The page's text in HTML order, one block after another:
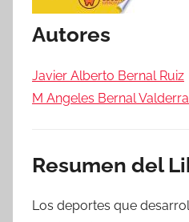
Autores
Javier Alberto Bernal Ruiz
M Angeles Bernal
Resumen del
Los deportes que